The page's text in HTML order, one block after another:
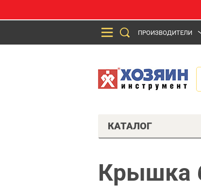
ПРОИЗВОДИТЕЛИ
КАТАЛОГ
Крышка